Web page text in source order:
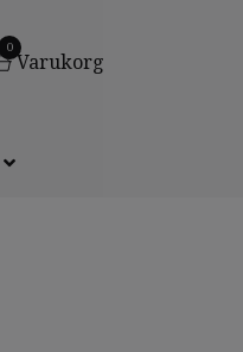
0
Varukorg